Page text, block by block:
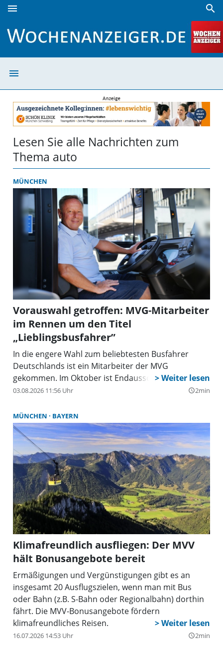
menu search
menu
Lesen Sie alle Nachrichten zum
Thema auto
MÜNCHEN
Vorauswahl getroffen: MVG-Mitarbeiter
im Rennen um den Titel
„Lieblingsbusfahrer”
In die engere Wahl zum beliebtesten Busfahrer
Deutschlands ist ein Mitarbeiter der MVG
gekommen. Im Oktober ist Endausscheidung.
03.08.2026 11:56 Uhr query_builder2min
MÜNCHEN BAYERN
Klimafreundlich ausfliegen: Der MVV
hält Bonusangebote bereit
Ermäßigungen und Vergünstigungen gibt es an
insgesamt 20 Ausflugszielen, wenn man mit Bus
oder Bahn (z.B. S-Bahn oder Regionalbahn) dorthin
fährt. Die MVV-Bonusangebote fördern
klimafreundliches Reisen.
16.07.2026 14:53 Uhr query_builder2min